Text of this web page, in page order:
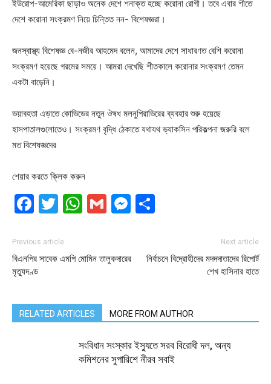
ইউরোপ-আমেরিকা ছাড়াও অনেক দেশে শনাক্ত হচ্ছে করোনা রোগী। তবে এবার শীতে
দেশে করোনা সংক্রমণ নিয়ে চিন্তিত নন- বিশেষজ্ঞরা।
জনস্বাস্থ্য বিশেষজ্ঞ বে-নজীর আহমেদ বলেন, আমাদের দেশে সাধারণত বেশি করোনা
সংক্রমণ হয়েছে গরমের সময়ে। আমরা দেখেছি শীতকালে করোনার সংক্রমণ তেমন
একটা বাড়েনি।
ভয়াবহতা এড়াতে কোভিডের নতুন ঔষধ মলনুপিরাভিরের ব্যবহার শুরু হয়েছে
হাসপাতালগুলোতেও। সংক্রমণ বৃদ্ধি ঠেকাতে যথাযথ ভ্যাকসিন পরিকল্পনা জরুরি বলে
মত বিশেষজ্ঞদের
শেয়ার করতে ক্লিক করুন
Facebook
Twitter
WhatsApp
GmailMessenger
Previous article
বিএনপির সাবেক এমপি মোমিন তালুকদারের
মৃত্যুদণ্ড
Next article
নির্বাচনে বিদ্রোহীদের মদদদাতাদের রিপোর্ট
শেখ হাসিনার হাতে
RELATED ARTICLES MORE FROM AUTHOR
সংবিধান সংস্কার ইস্যুতে সরব বিরোধী দল, অন্য
কমিশনের সুপারিশে নীরব সবাই